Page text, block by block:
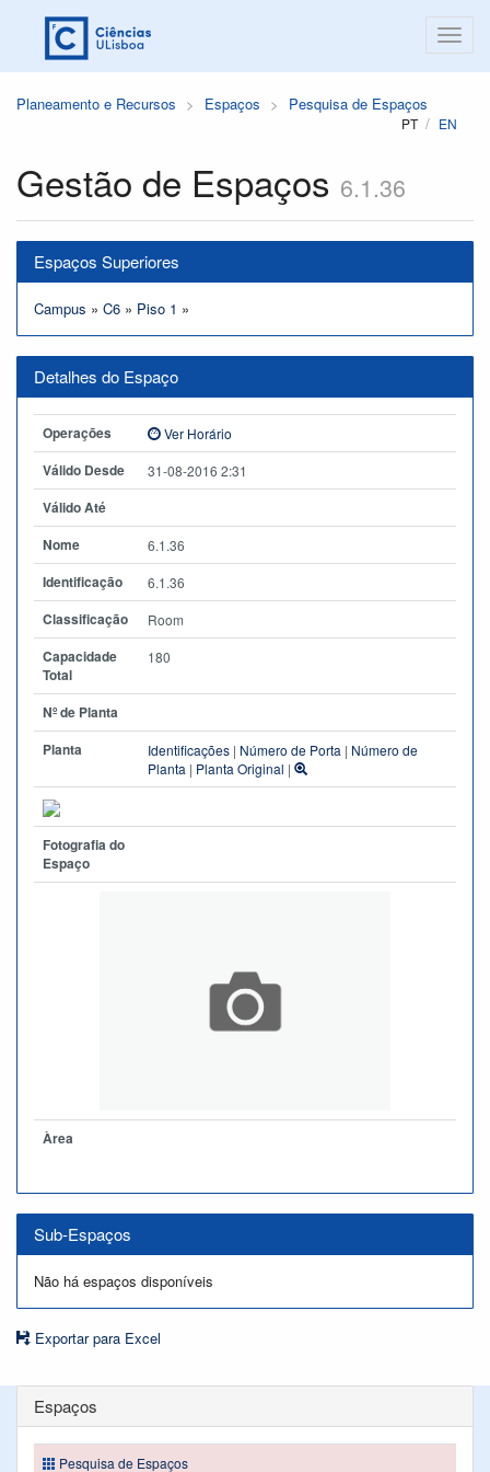
Planeamento e Recursos Espaços Pesquisa de Espaços
PT EN
Gestão de Espaços 6.1.36
Espaços Superiores
Campus » C6 » Piso 1 »
Detalhes do Espaço
Operações Ver Horário
Válido Desde 31-08-2016 2:31
Válido Até
Nome
6.1.36
Identificação 6.1.36
Classificação Room
Capacidade
Total
180
Nº de Planta
Planta
Identificações | Número de Porta | Número de
Planta | Planta Original |
Fotografia do
Espaço
Àrea
Sub-Espaços
Não há espaços disponíveis
Exportar para Excel
Espaços
Pesquisa de Espaços